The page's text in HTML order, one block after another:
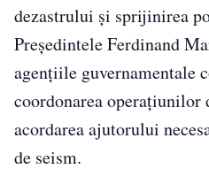
dezastrului și sprijinirea
Președintele Ferdinand
agențiile guvernamentale
coordonarea operațiunilor
acordarea ajutorului
de seism.